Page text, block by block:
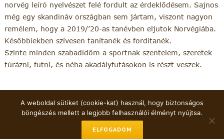
norvég leíró nyelvészet felé fordult az érdeklődésem. Sajnos
még egy skandináv országban sem jártam, viszont nagyon
remélem, hogy a 2019/’20-as tanévben eljutok Norvégiába.
Későbbiekben szívesen tanítanék és fordítanék.
Szinte minden szabadidőm a sportnak szentelem, szeretek
túrázni, futni, és néha akadályfutásokon is részt veszek.
A weboldal sütiket (cookie-kat) használ, hogy biztonságos
böngészés mellett a legjobb felhasználói élményt nyújtsa.
ELFOGADOM